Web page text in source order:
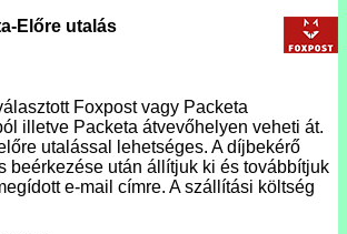
Előre utalás
Foxpost vagy Packeta
illetve Packeta átvevőhelyen veheti át.
utalással lehetséges. A díjbekérő
beérkezése után állítjuk ki és továbbítjuk
e-mail címre. A szállítási költség